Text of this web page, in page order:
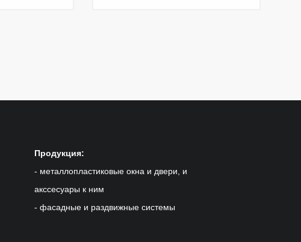
Продукция:
- металлопластиковые окна и двери, и
акссесуары к ним
- фасадные и раздвижные системы